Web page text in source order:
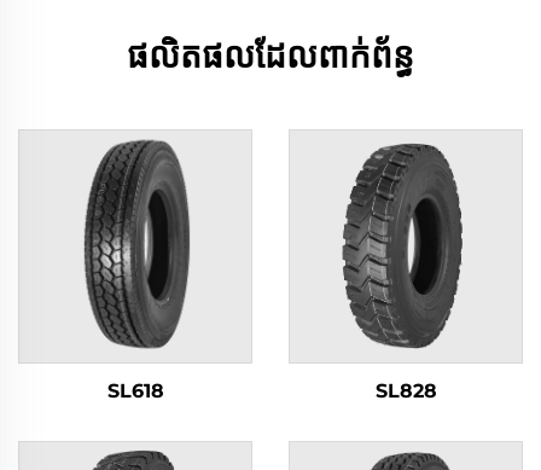
ផលិតផលដែលពាក់ព័ន្ធ
SL618 SL828